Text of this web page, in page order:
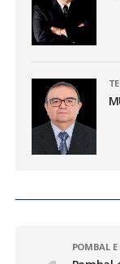
POMBAL E